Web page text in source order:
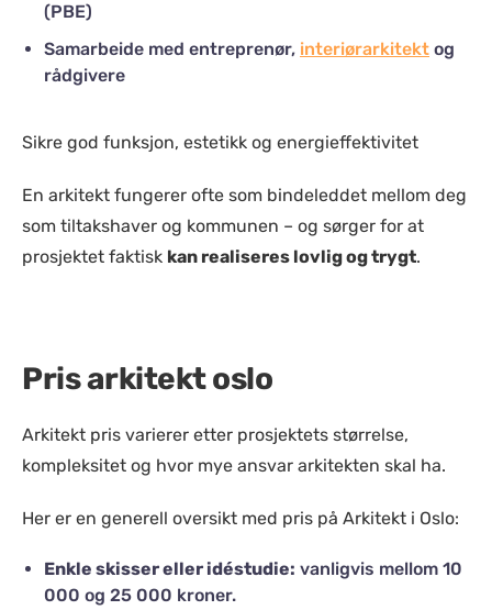
(PBE)
Samarbeide med entreprenør, interiørarkitekt og
rådgivere
Sikre god funksjon, estetikk og energieffektivitet
En arkitekt fungerer ofte som bindeleddet mellom deg
som tiltakshaver og kommunen – og sørger for at
prosjektet faktisk kan realiseres lovlig og trygt.
Pris arkitekt oslo
Arkitekt pris varierer etter prosjektets størrelse,
kompleksitet og hvor mye ansvar arkitekten skal ha.
Her er en generell oversikt med pris på Arkitekt i Oslo:
Enkle skisser eller idéstudie: vanligvis mellom 10
000 og 25 000 kroner.